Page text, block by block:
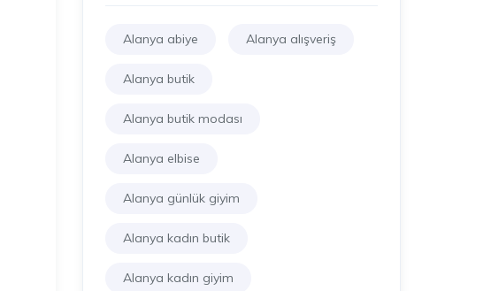
Alanya abiye Alanya alışveriş
Alanya butik
Alanya butik modası
Alanya elbise
Alanya günlük giyim
Alanya kadın butik
Alanya kadın giyim